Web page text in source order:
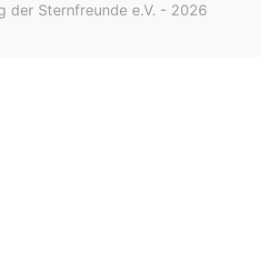
der Sternfreunde e.V. - 2026